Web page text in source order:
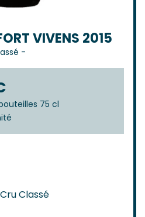
VIVENS 2015
-
75 cl
Classé